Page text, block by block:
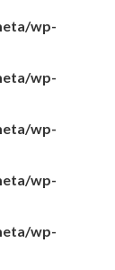
wp-
wp-
wp-
wp-
wp-